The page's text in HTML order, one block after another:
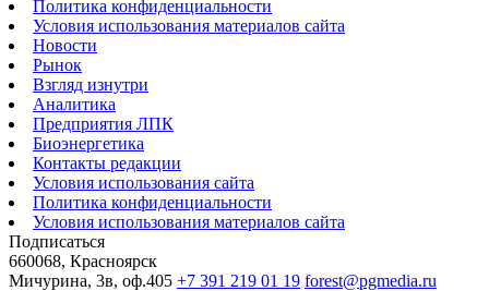
Политика конфиденциальности
Условия использования материалов сайта
Новости
Рынок
Взгляд изнутри
Аналитика
Предприятия ЛПК
Биоэнергетика
Контакты редакции
Условия использования сайта
Политика конфиденциальности
Условия использования материалов сайта
Подписаться
660068, Красноярск
Мичурина, 3в, оф.405 +7 391 219 01 19 forest@pgmedia.ru